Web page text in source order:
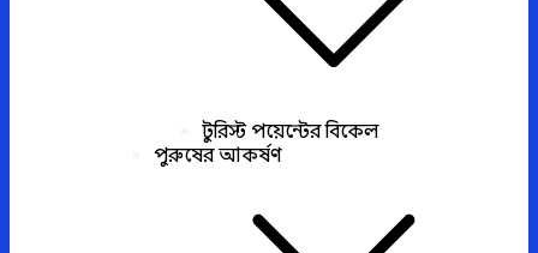
টুরিস্ট পয়েন্টের বিকেল
পুরুষের আকর্ষণ